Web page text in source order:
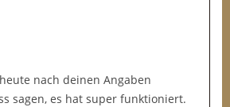
nach deinen Angaben
sagen, es hat super funktioniert.